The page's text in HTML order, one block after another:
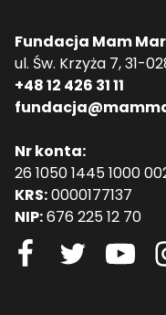
Fundacja Mam
ul. Św. Krzyża 7, 31-
+48 12 426 31 11
Nr konta:
26 1050 1445 1000
KRS:0000177137
NIP:676 225 12 70